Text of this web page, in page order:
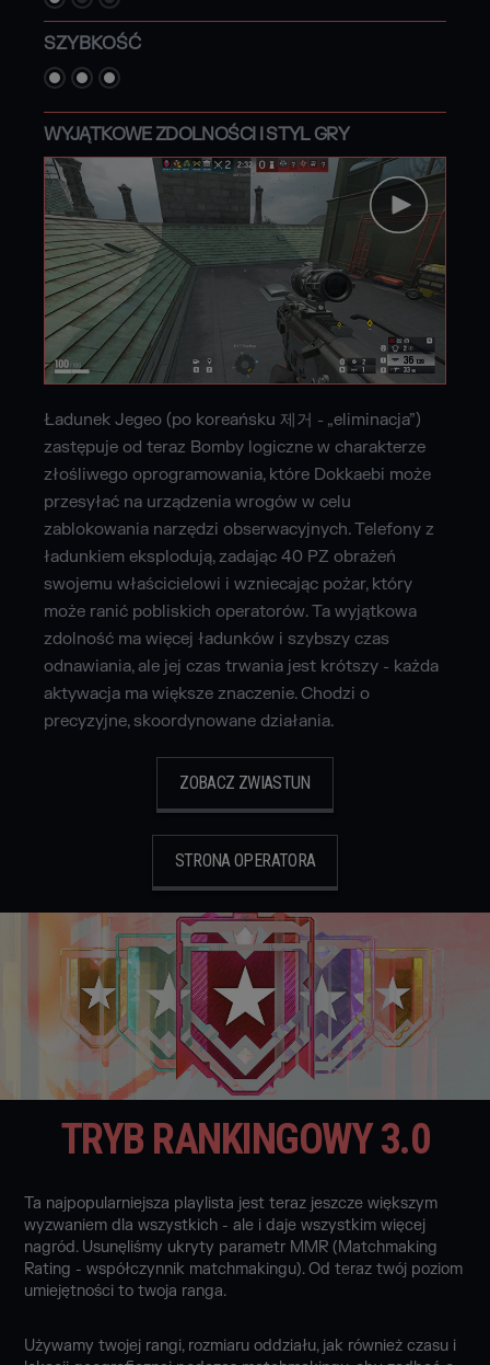
SZYBKOŚĆ
WYJĄTKOWE ZDOLNOŚCI I STYL GRY
Ładunek Jegeo (po koreańsku 제거 - „eliminacja”)
zastępuje od teraz Bomby logiczne w charakterze
złośliwego oprogramowania, które Dokkaebi może
przesyłać na urządzenia wrogów w celu
zablokowania narzędzi obserwacyjnych. Telefony z
ładunkiem eksplodują, zadając 40 PZ obrażeń
swojemu właścicielowi i wzniecając pożar, który
może ranić pobliskich operatorów. Ta wyjątkowa
zdolność ma więcej ładunków i szybszy czas
odnawiania, ale jej czas trwania jest krótszy - każda
aktywacja ma większe znaczenie. Chodzi o
precyzyjne, skoordynowane działania.
ZOBACZ ZWIASTUN
STRONA OPERATORA
TRYB RANKINGOWY 3.0
Ta najpopularniejsza playlista jest teraz jeszcze większym
wyzwaniem dla wszystkich - ale i daje wszystkim więcej
nagród. Usunęliśmy ukryty parametr MMR (Matchmaking
Rating - współczynnik matchmakingu). Od teraz twój poziom
umiejętności to twoja ranga.
Używamy twojej rangi, rozmiaru oddziału, jak również czasu i